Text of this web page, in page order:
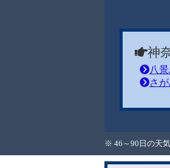
神
八
さ
※ 46～90日の天